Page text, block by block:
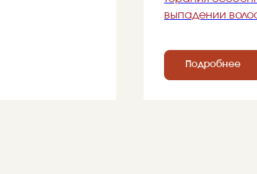
выпадении
Подробнее